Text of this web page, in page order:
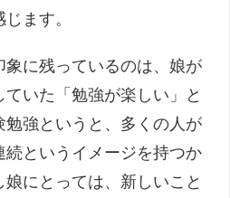
ます。
に残っているのは、娘が
いた「勉強が楽しい」と
勉強というと、多くの人が
というイメージを持つか
にとっては、新しいこと